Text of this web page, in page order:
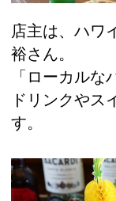
店主は、ハワ
裕さん。
「ローカルな
ドリンクやス
す。